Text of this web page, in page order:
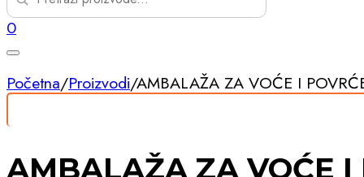
0
Početna/Proizvodi/AMBALAŽA ZA VOĆE I
AMBALAŽA ZA VOĆE